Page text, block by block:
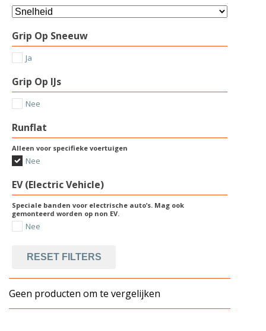
Grip Op Sneeuw
Ja
Grip Op IJs
Nee
Runflat
Alleen voor specifieke voertuigen
Nee
EV (Electric Vehicle)
Speciale banden voor electrische auto’s. Mag ook
gemonteerd worden op non EV.
Nee
RESET FILTERS
Geen producten om te vergelijken